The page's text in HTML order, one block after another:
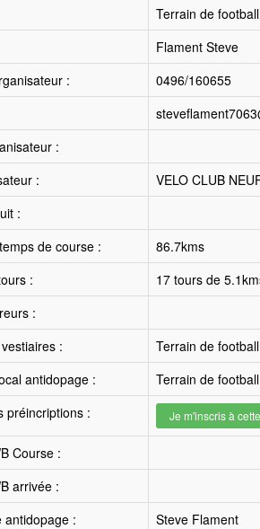
Terrain de
Flament Steve
:
0496/160655
:
:
VELO CLUB
:
de course :
86.7kms
:
17 tours de
:
:
Terrain de
antidopage :
Terrain de football
:
Je m'inscris à
Course :
arrivée :
:
Steve Flament